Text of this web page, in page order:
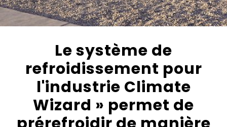
Le système de
refroidissement pour
l'industrie Climate
Wizard » permet de